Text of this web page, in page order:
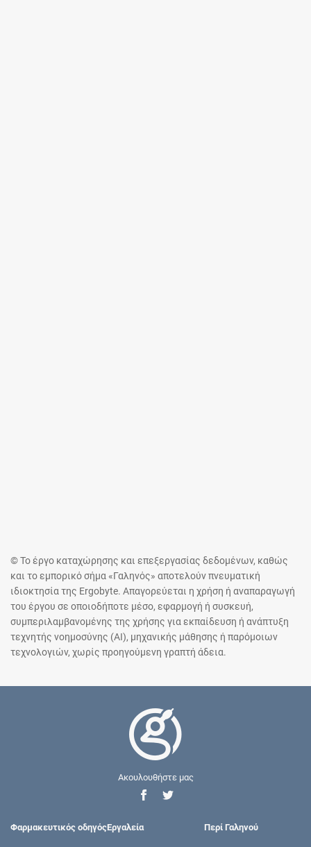
© Το έργο καταχώρησης και επεξεργασίας δεδομένων, καθώς
και το εμπορικό σήμα «Γαληνός» αποτελούν πνευματική
ιδιοκτησία της Ergobyte. Απαγορεύεται η χρήση ή αναπαραγωγή
του έργου σε οποιοδήποτε μέσο, εφαρμογή ή συσκευή,
συμπεριλαμβανομένης της χρήσης για εκπαίδευση ή ανάπτυξη
τεχνητής νοημοσύνης (AI), μηχανικής μάθησης ή παρόμοιων
τεχνολογιών, χωρίς προηγούμενη γραπτή άδεια.
Ακουλουθήστε μας
Φαρμακευτικός οδηγόςΕργαλεία Περί Γαληνού